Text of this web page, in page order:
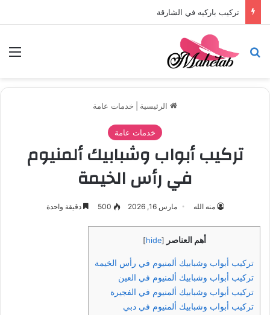
تركيب باركيه في الشارقة
بحث عن
الرئيسية خدمات عامة
خدمات عامة
تركيب أبواب وشبابيك ألمنيوم
في رأس الخيمة
منه الله مارس 16, 2026 500 دقيقة واحدة
أهم العناصر [
hide
]
تركيب أبواب وشبابيك ألمنيوم في رأس الخيمة
تركيب أبواب وشبابيك ألمنيوم في العين
تركيب أبواب وشبابيك ألمنيوم في الفجيرة
تركيب أبواب وشبابيك ألمنيوم في دبي